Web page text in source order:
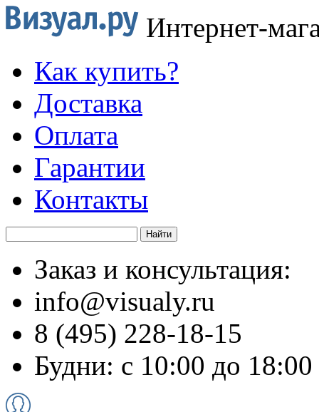
Интернет-
Как купить?
Доставка
Оплата
Гарантии
Контакты
Заказ и консультация:
info@visualy.ru
8 (495) 228-18-15
Будни: с 10:00 до 18:00